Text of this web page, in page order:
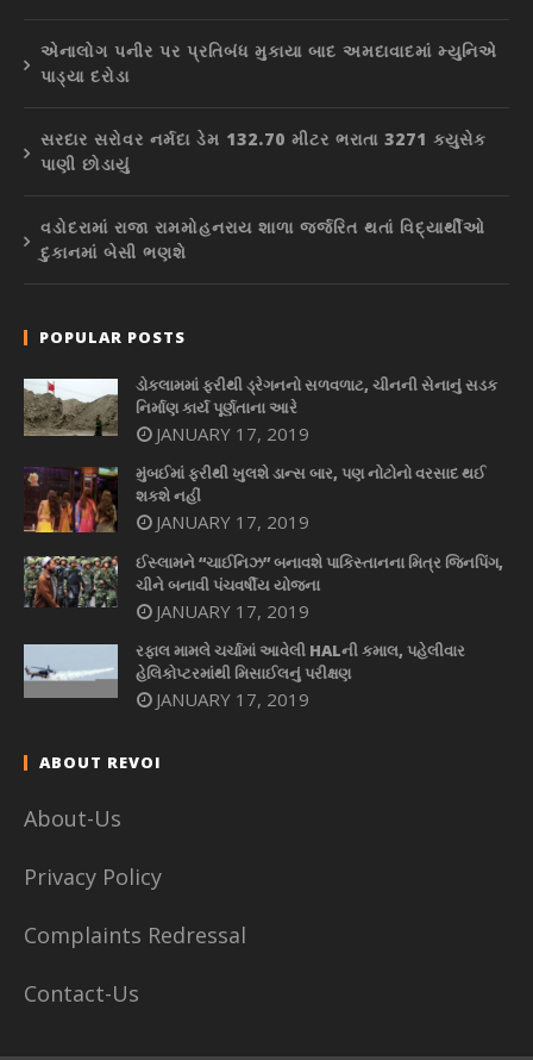
એનાલોગ પનીર પર પ્રતિબંધ મુકાયા બાદ અમદાવાદમાં મ્યુનિએ
પાડ્યા દરોડા
સરદાર સરોવર નર્મદા ડેમ 132.70 મીટર ભરાતા 3271 ક્યુસેક
પાણી છોડાયું
વડોદરામાં રાજા રામમોહનરાય શાળા જર્જરિત થતાં વિદ્યાર્થીઓ
દુકાનમાં બેસી ભણશે
POPULAR POSTS
ડોકલામમાં ફરીથી ડ્રેગનનો સળવળાટ, ચીનની સેનાનું સડક
નિર્માણ કાર્ય પૂર્ણતાના આરે
JANUARY 17, 2019
મુંબઈમાં ફરીથી ખુલશે ડાન્સ બાર, પણ નોટોનો વરસાદ થઈ
શકશે નહીં
JANUARY 17, 2019
ઈસ્લામને “ચાઈનિઝ” બનાવશે પાકિસ્તાનના મિત્ર જિનપિંગ,
ચીને બનાવી પંચવર્ષીય યોજના
JANUARY 17, 2019
રફાલ મામલે ચર્ચામાં આવેલી HALની કમાલ, પહેલીવાર
હેલિકોપ્ટરમાંથી મિસાઈલનું પરીક્ષણ
JANUARY 17, 2019
ABOUT REVOI
About-Us
Privacy Policy
Complaints Redressal
Contact-Us